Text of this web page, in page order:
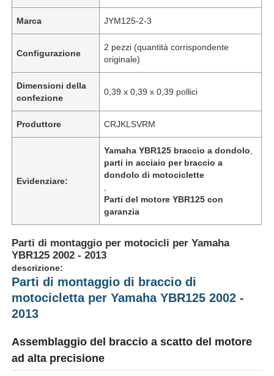
Marca JYM125-2-3
Configurazione
2 pezzi (quantità corrispondente
originale)
Dimensioni della
confezione
0,39 x 0,39 x 0,39 pollici
Produttore ‎CRJKLSVRM
Evidenziare:
Yamaha YBR125 braccio a dondolo
parti in acciaio per braccio a
dondolo di motociclette
Parti del motore YBR125 con
garanzia
Parti di montaggio per motocicli per Yamaha
YBR125 2002 - 2013
descrizione:
Parti di montaggio di braccio di
motocicletta per Yamaha YBR125 2002 -
2013
Assemblaggio del braccio a scatto del motore
ad alta precisione